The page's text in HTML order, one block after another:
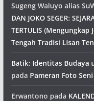
Sugeng Waluyo alias
DAN JOKO SEGER:
TERTULIS
Tengah Tradisi Lisan
Batik: Identitas Budaya
pada Pameran Foto
Erwantono pada